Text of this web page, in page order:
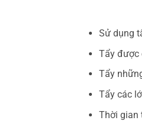
Sử dụng
Tẩy được
Tẩy
Tẩy các
Thời gian